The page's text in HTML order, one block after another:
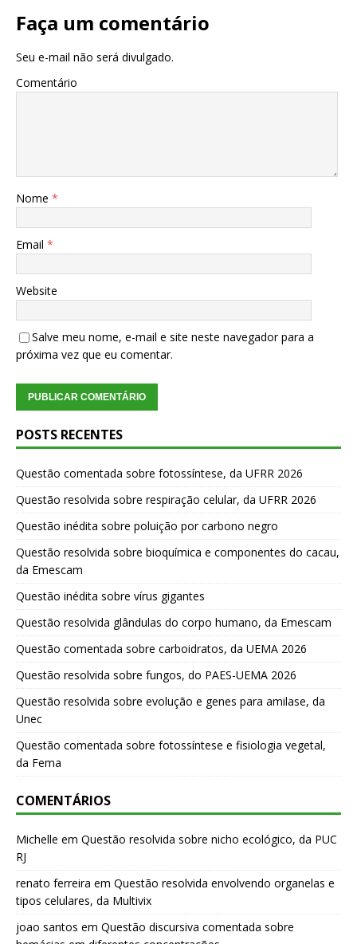
Faça um comentário
Seu e-mail não será divulgado.
Comentário
Nome *
Email *
Website
Salve meu nome, e-mail e site neste navegador para a
próxima vez que eu comentar.
POSTS RECENTES
Questão comentada sobre fotossíntese, da UFRR 2026
Questão resolvida sobre respiração celular, da UFRR 2026
Questão inédita sobre poluição por carbono negro
Questão resolvida sobre bioquímica e componentes do cacau,
da Emescam
Questão inédita sobre vírus gigantes
Questão resolvida glândulas do corpo humano, da Emescam
Questão comentada sobre carboidratos, da UEMA 2026
Questão resolvida sobre fungos, do PAES-UEMA 2026
Questão resolvida sobre evolução e genes para amilase, da
Unec
Questão comentada sobre fotossíntese e fisiologia vegetal,
da Fema
COMENTÁRIOS
Michelle em Questão resolvida sobre nicho ecológico, da PUC
RJ
renato ferreira em Questão resolvida envolvendo organelas e
tipos celulares, da Multivix
joao santos em Questão discursiva comentada sobre